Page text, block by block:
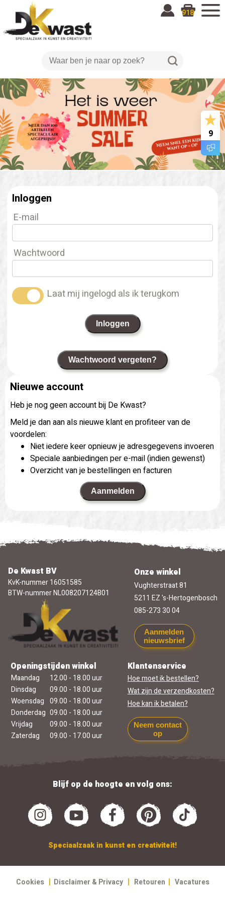
918
9
Inloggen
E-mail
Wachtwoord
Laat mij ingelogd als ik terugkom
Inloggen
Wachtwoord vergeten?
Nieuwe account
Heb je nog geen account bij De Kwast?
Meld je dan aan als nieuwe klant en profiteer van de
voordelen:
Niet iedere keer opnieuw je adresgegevens invoeren
Speciale aanbiedingen per e-mail (indien gewenst)
Overzicht van je bestellingen en facturen
Aanmelden
De Kwast BV
KvK-nummer 16051585
BTW-nummer NL008207124B01
Onze winkel
Vughterstraat 81
5211 EZ 's-Hertogenbosch
085-273 30 04
Aanmelden
nieuwsbrief
Openingstijden winkel
Maandag
12.00 - 18.00 uur
Dinsdag
09.00 - 18.00 uur
Woensdag 09.00 - 18.00 uur
Donderdag 09.00 - 18.00 uur
Vrijdag
09.00 - 18.00 uur
Zaterdag
09.00 - 17.00 uur
Klantenservice
Hoe moet ik bestellen?
Wat zijn de verzendkosten?
Hoe kan ik betalen?
Neem contact
op
Blijf op de hoogte en volg ons:
Speciaalzaak in kunst en creativiteit!
Cookies | Disclaimer & Privacy | Retouren | Vacatures